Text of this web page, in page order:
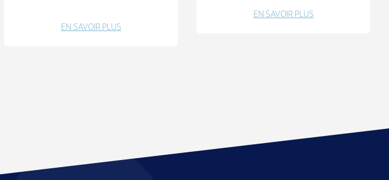
EN SAVOIR PLUS
EN SAVOIR PLUS